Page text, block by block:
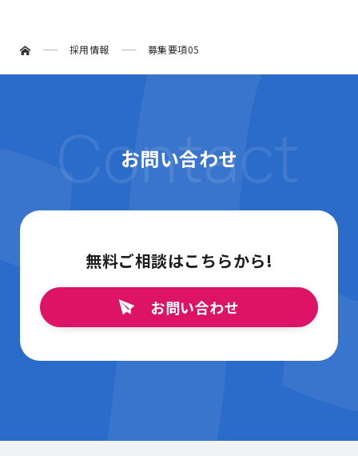
採用情報 募集要項05
お問い合わせ
Contact
無料ご相談はこちらから!
お問い合わせ